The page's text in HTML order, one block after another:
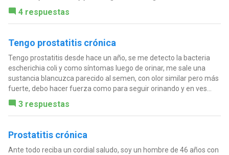
4 respuestas
Tengo prostatitis crónica
Tengo prostatitis desde hace un año, se me detecto la bacteria
escherichia coli y como síntomas luego de orinar, me sale una
sustancia blancuzca parecido al semen, con olor similar pero más
fuerte, debo hacer fuerza como para seguir orinando y en ves...
3 respuestas
Prostatitis crónica
Ante todo reciba un cordial saludo, soy un hombre de 46 años con